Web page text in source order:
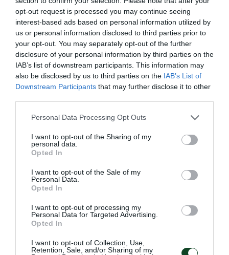
opt-out request is processed you may continue seeing
interest-based ads based on personal information utilized by
us or personal information disclosed to third parties prior to
your opt-out. You may separately opt-out of the further
disclosure of your personal information by third parties on the
IAB’s list of downstream participants. This information may
also be disclosed by us to third parties on the IAB’s List of
Downstream Participants that may further disclose it to other
Please note that this website/app uses one or more Google
not limited to your visit or usage behaviour. You may click to
grant or deny consent to Google and its third-party tags to
use your data for below specified purposes in below Google
consent section.
Personal Data Processing Opt Outs
I want to opt-out of the Sharing of my
personal data.
Opted In
I want to opt-out of the Sale of my
Personal Data.
Opted In
I want to opt-out of processing my
Personal Data for Targeted Advertising.
Opted In
I want to opt-out of Collection, Use,
Retention, Sale, and/or Sharing of my
31.07.2020 ΒΟΛΕΪ ΓΥΝΑΙΚΩΝ
«Πράσινη» η Κασδοβασίλη
Ο Παναθηναϊκός Αθλητικός Όμιλος ανακοινώνει την
έναρξη της συνεργασίας του με την κεντρική Ιωάννα
Κασδοβασίλη για την αγωνιστική σεζόν 2020-21 στο
γυναικείο τμήμα βόλεϊ.